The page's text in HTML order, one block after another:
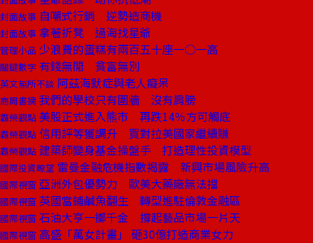
封面故事 自嘲式行銷 逆勢造商機
封面故事 拿著折凳 過海找星爺
管理小品 少浪費的蛋糕有兩百五十座一○一高
關鍵數字 有錢無閒 貧富無別
英文無所不談 阿茲海默症與老人癡呆
商周書摘 我們的學校只有圍牆 沒有肩膀
霸榮觀點 美股正式進入熊市 再跌14％方可觸底
霸榮觀點 信用評等獲調升 買對拉美國家繼續賺
霸榮觀點 建築師變身基金操盤手 打造理性投資模型
國際投資瞭望 雷曼金融危機指數揭露 新興市場風險升高
國際視窗 亞洲外包優勢力 歐美大藥廠無法擋
國際視窗 英國當鋪鹹魚翻生 轉型進駐倫敦金融區
國際視窗 石油大亨一擲千金 撐起藝品市場一片天
國際視窗 高盛「萬女計畫」 砸30億打造商業女力